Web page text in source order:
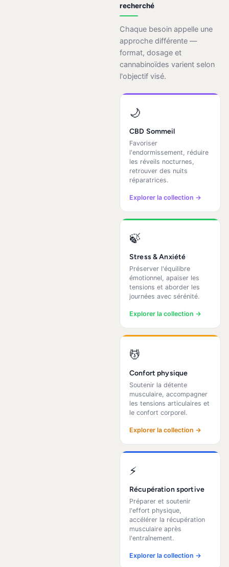
recherché
Chaque besoin appelle une
approche différente —
format, dosage et
cannabinoïdes varient selon
l'objectif visé.
🌙
CBD Sommeil
Favoriser
l'endormissement, réduire
les réveils nocturnes,
retrouver des nuits
réparatrices.
Explorer la collection →
🍃
Stress & Anxiété
Préserver l'équilibre
émotionnel, apaiser les
tensions et aborder les
journées avec sérénité.
Explorer la collection →
💆
Confort physique
Soutenir la détente
musculaire, accompagner
les tensions articulaires et
le confort corporel.
Explorer la collection →
⚡
Récupération sportive
Préparer et soutenir
l'effort physique,
accélérer la récupération
musculaire après
l'entraînement.
Explorer la collection →